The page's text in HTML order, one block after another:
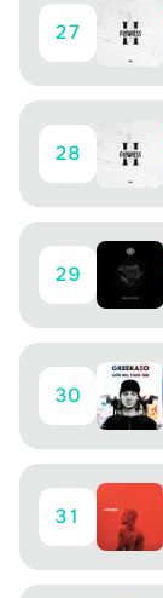
27
28
29
30
31